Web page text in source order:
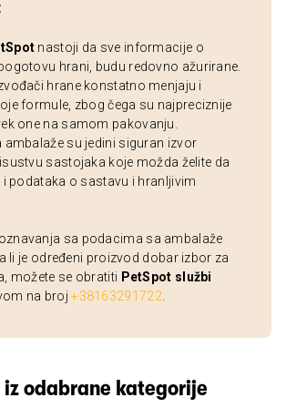
nastoji da sve informacije o
hrani, budu redovno ažurirane.
hrane konstatno menjaju i
formule, zbog čega su najpreciznije
one na samom pakovanju.
ambalaže su jedini siguran izvor
sastojaka koje možda želite da
i podataka o sastavu i hranljivim
sa podacima sa ambalaže
li je određeni proizvod dobar izbor za
možete se obratiti PetSpot službi
na broj+38163291722
odabrane kategorije